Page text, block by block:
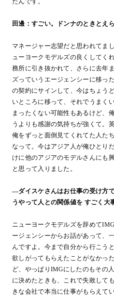
田邊：すごい。ドンナのときとえ
マネージャー志望だと思われてま
ューヨークモデルズの良くしてく
務所に引き抜かれて、さらに去年
ズっていうエージェンシーに移っ
の契約にサインして、今はちょう
いところに移って、それでうまく
まったくない可能性もあるけど、
うよりも感謝の気持ちが強くて。
俺をずっと面倒見てくれてた人た
なって。今はアジア人が俺ひとり
けに他のアジアのモデルさんにも
と思って入りました。
―ダイスケさんはお仕事の受け方
うやって人との関係値を すごく大
ニューヨークモデルズを辞めて
ージェンシーからお話があって、
んですよ。今まで自分から行こう
欲しがってもらえたことがなかっ
ど、やっぱりIMGにしたのもその
に決めたときも、これで失敗して
きな会社で本当に仕事がもらえて